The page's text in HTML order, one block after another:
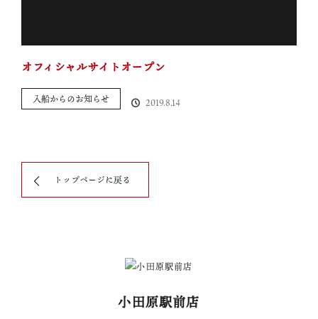
オフィシャルサイトオープン
入船からのお知らせ 2019.8.14
トップページに戻る
小田原駅前店